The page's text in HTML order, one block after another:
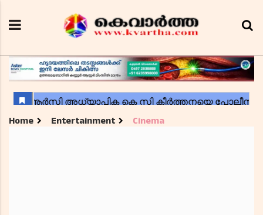
Home Entertainment Cinema